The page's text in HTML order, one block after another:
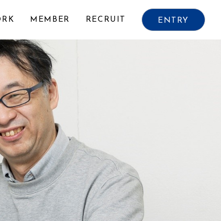
MEMBER RECRUIT ENTRY